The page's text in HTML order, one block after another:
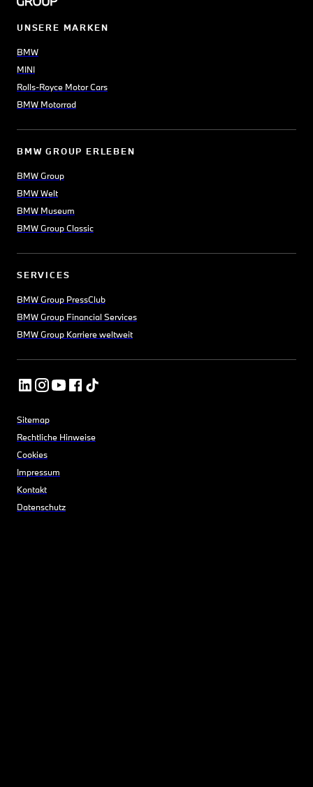
UNSERE MARKEN
BMW
MINI
Rolls-Royce Motor Cars
BMW Motorrad
BMW GROUP ERLEBEN
BMW Group
BMW Welt
BMW Museum
BMW Group Classic
SERVICES
BMW Group PressClub
BMW Group Financial Services
BMW Group Karriere weltweit
Sitemap
Rechtliche Hinweise
Cookies
Impressum
Kontakt
Datenschutz